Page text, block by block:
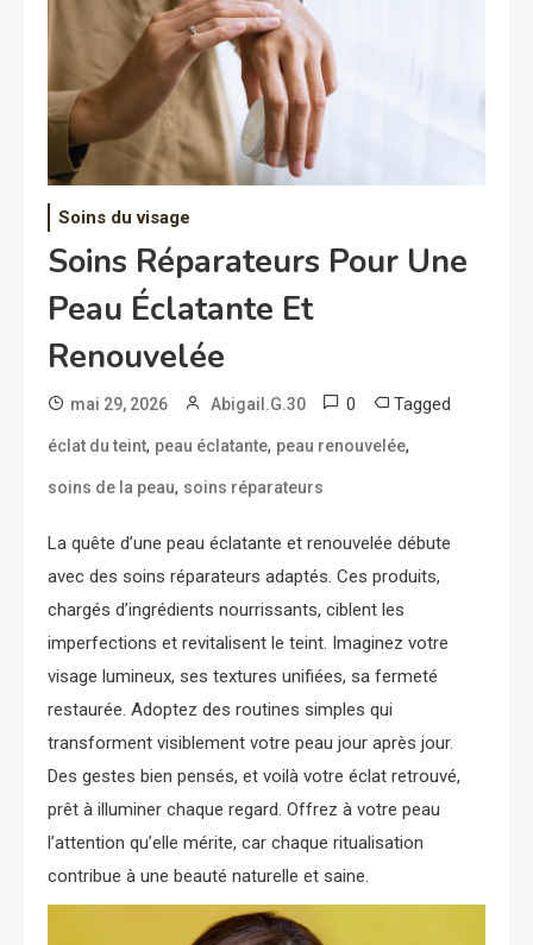
Soins du visage
Soins Réparateurs Pour Une
Peau Éclatante Et
Renouvelée
mai 29, 2026 Abigail.G.30 0 Tagged
éclat du teint, peau éclatante, peau renouvelée,
soins de la peau, soins réparateurs
La quête d’une peau éclatante et renouvelée débute
avec des soins réparateurs adaptés. Ces produits,
chargés d’ingrédients nourrissants, ciblent les
imperfections et revitalisent le teint. Imaginez votre
visage lumineux, ses textures unifiées, sa fermeté
restaurée. Adoptez des routines simples qui
transforment visiblement votre peau jour après jour.
Des gestes bien pensés, et voilà votre éclat retrouvé,
prêt à illuminer chaque regard. Offrez à votre peau
l’attention qu’elle mérite, car chaque ritualisation
contribue à une beauté naturelle et saine.